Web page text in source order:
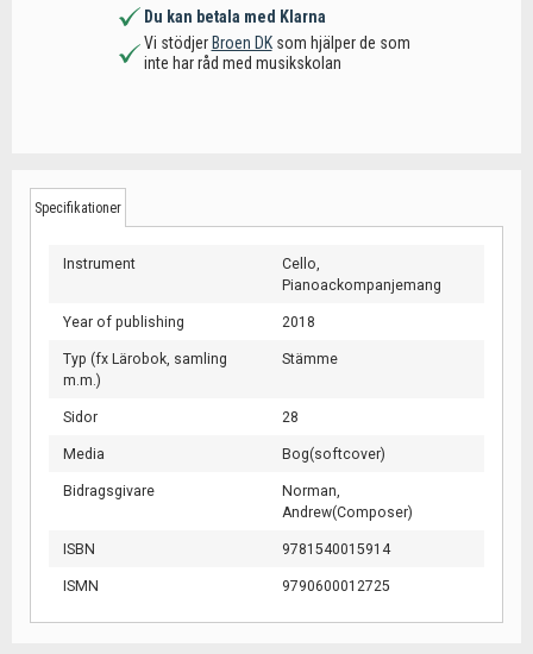
Du kan betala med Klarna
Vi stödjerBroen DKsom hjälper de som
inte har råd med musikskolan
Specifikationer
Instrument
Cello,
Pianoackompanjemang
Year of publishing 2018
Typ (fx Lärobok, samling
m.m.)
Stämme
Sidor 28
Media Bog(softcover)
Bidragsgivare
Norman,
Andrew(Composer)
ISBN 9781540015914
ISMN 9790600012725